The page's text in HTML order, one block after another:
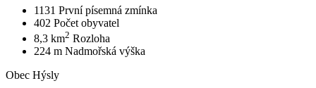
1131 První písemná zmínka
402 Počet obyvatel
8,3 km2 Rozloha
224 m Nadmořská výška
Obec Hýsly